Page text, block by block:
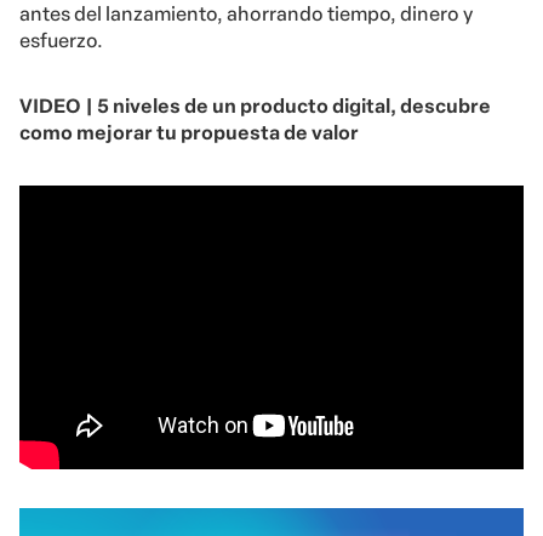
antes del lanzamiento, ahorrando tiempo, dinero y
esfuerzo.
VIDEO | 5 niveles de un producto digital, descubre
como mejorar tu propuesta de valor